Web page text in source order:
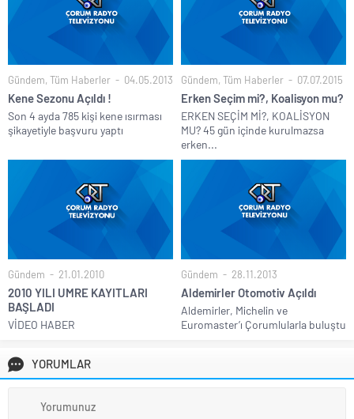
Gündem, Tüm Haberler 04.05.2013
Kene Sezonu Açıldı !
Son 4 ayda 785 kişi kene ısırması
şikayetiyle başvuru yaptı
Gündem, Tüm Haberler 07.07.2015
Erken Seçim mi?, Koalisyon mu?
ERKEN SEÇİM Mİ?, KOALİSYON
MU? 45 gün içinde kurulmazsa
erken...
Gündem 21.01.2010
2010 YILI UMRE KAYITLARI
BAŞLADI
VİDEO HABER
Gündem 28.11.2013
Aldemirler Otomotiv Açıldı
Aldemirler, Michelin ve
Euromaster’ı Çorumlularla buluştu
YORUMLAR